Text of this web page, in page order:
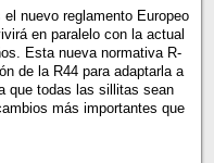
nuevo reglamento Europeo
en paralelo con la actual
Esta nueva normativa R-
de la R44 para adaptarla a
que todas las sillitas sean
más importantes que